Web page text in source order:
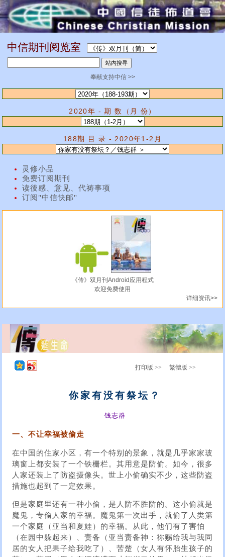
中信期刊阅览室
奉献支持中信 >>
2020年 - 期 数（月 份）
188期 目 录 - 2020年1-2月
灵修小品
免费订阅期刊
读後感、意见、代祷事项
订阅"中信快邮"
《传》双月刊Android应用程式
欢迎免费使用
详细资讯>>
打印版 >> 繁體版 >>
你家有没有祭坛？
钱志群
一、不让幸福被偷走
在中国的住家小区，有一个特别的景象，就是几乎家家玻
璃窗上都安装了一个铁栅栏。其用意是防偷。如今，很多
人家还装上了防盗摄像头。世上小偷确实不少，这些防盗
措施也起到了一定效果。
但是家庭里还有一种小偷，是人防不胜防的。这小偷就是
魔鬼，专偷人家的幸福。魔鬼第一次出手，就偷了人类第
一个家庭（亚当和夏娃）的幸福。从此，他们有了害怕
（在园中躲起来）、责备（亚当责备神：祢赐给我与我同
居的女人把果子给我吃了）、苦楚（女人有怀胎生孩子的